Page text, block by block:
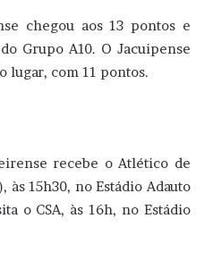
chegou aos 13 pontos e
Grupo A10. O Jacuipense
lugar, com 11 pontos.
recebe o Atlético de
às 15h30, no Estádio Adauto
o CSA, às 16h, no Estádio